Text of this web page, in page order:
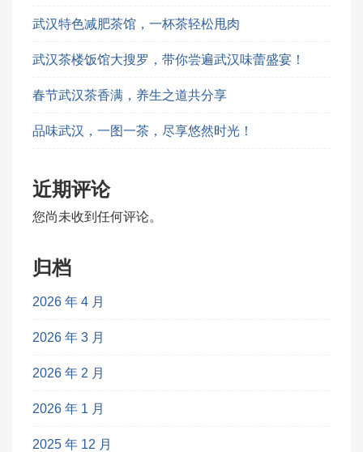
武汉特色减肥茶馆，一杯茶轻松甩肉
武汉茶楼饭馆大搜罗，带你尝遍武汉味蕾盛宴！
春节武汉茶香满，养生之道共分享
品味武汉，一图一茶，尽享悠然时光！
近期评论
您尚未收到任何评论。
归档
2026 年 4 月
2026 年 3 月
2026 年 2 月
2026 年 1 月
2025 年 12 月